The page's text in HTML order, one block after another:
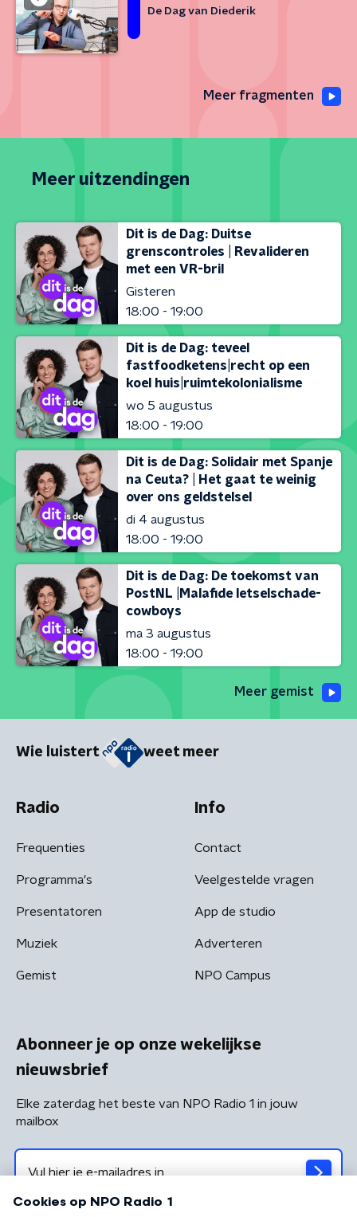
De Dag van Diederik
Meer fragmenten
Meer uitzendingen
Dit is de Dag: Duitse
grenscontroles | Revalideren
met een VR-bril
Gisteren
18:00 - 19:00
Dit is de Dag: teveel
fastfoodketens|recht op een
koel huis|ruimtekolonialisme
wo 5 augustus
18:00 - 19:00
Dit is de Dag: Solidair met Spanje
na Ceuta? | Het gaat te weinig
over ons geldstelsel
di 4 augustus
18:00 - 19:00
Dit is de Dag: De toekomst van
PostNL |Malafide letselschade-
cowboys
ma 3 augustus
18:00 - 19:00
Meer gemist
Wie luistert weet meer
Radio
Frequenties
Programma's
Presentatoren
Muziek
Gemist
Info
Contact
Veelgestelde vragen
App de studio
Adverteren
NPO Campus
Abonneer je op onze wekelijkse
nieuwsbrief
Elke zaterdag het beste van NPO Radio 1 in jouw
mailbox